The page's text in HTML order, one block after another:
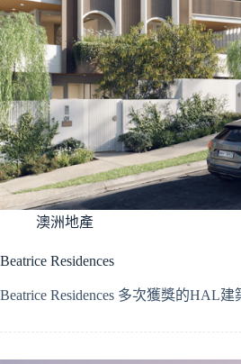
澳洲地產
Beatrice Residences
Beatrice Residences 多次獲獎的HAL